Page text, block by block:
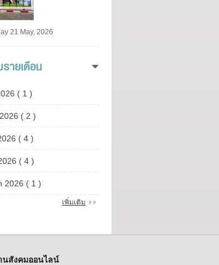
21 May, 2026
ายเดือน
( 1 )
( 2 )
( 4 )
( 4 )
2026 ( 1 )
เพิ่มเติม
นสังคมออนไลน์